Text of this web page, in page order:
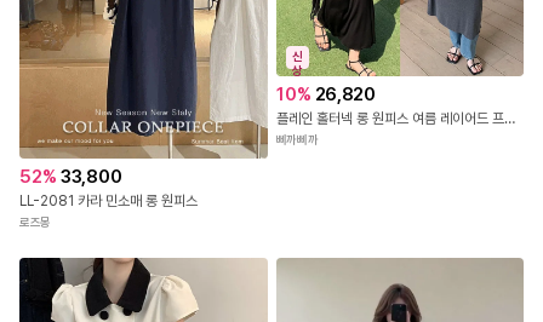
52% 33,800
LL-2081 카라 민소매 롱 원피스
로즈몽
신
상
10% 26,820
플레인 홀터넥 롱 원피스 여름 레이어드 프릴 스커트 나시 드레이프 끈매듭 드레스
삐까삐까